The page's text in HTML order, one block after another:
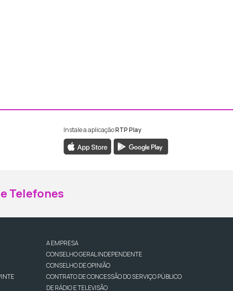
da RTP Madeira
da RTP Madeira
Instale a aplicaçãoRTP Play
Telefones
A EMPRESA
CONSELHO GERAL INDEPENDENTE
CONSELHO DE OPINIÃO
CONTRATO DE CONCESSÃO DO SERVIÇO PÚBLICO
DE RÁDIO E TELEVISÃO